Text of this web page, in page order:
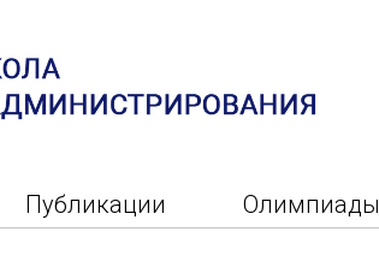
Публикации Олимпиады